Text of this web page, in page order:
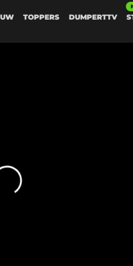
TOPPERS DUMPERTTV